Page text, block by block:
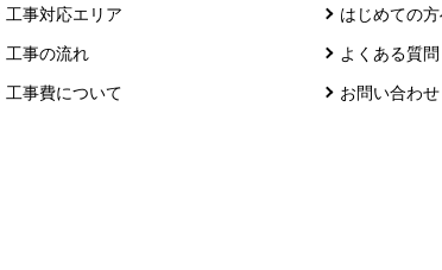
工事対応エリア
工事の流れ
工事費について
はじめての
よくある質問
お問い合わせ